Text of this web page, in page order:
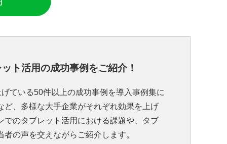
ト活用の成功事例をご紹介！
ている50件以上の成功事例を導入事例集に
ど、多様な大手企業がそれぞれ効果を上げ
のタブレット活用における課題や、タブ
の声を交えながらご紹介します。